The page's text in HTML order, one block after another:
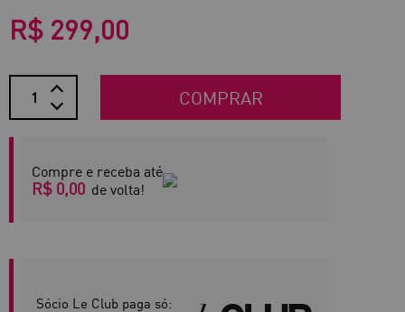
R$ 299,00
COMPRAR
Compre e receba até
R$ 0,00 de volta!
Sócio Le Club paga só: